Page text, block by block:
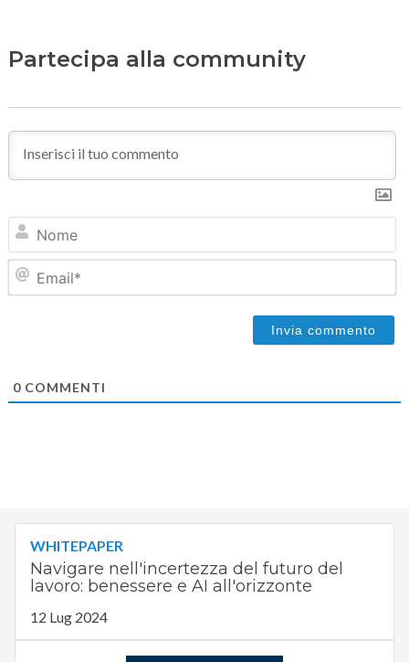
Partecipa alla community
0COMMENTI
WHITEPAPER
Navigare nell'incertezza del futuro del
lavoro: benessere e AI all'orizzonte
12 Lug 2024